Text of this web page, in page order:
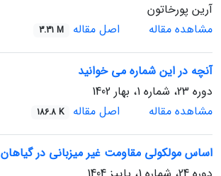
آرین پورخاتون
مشاهده مقاله
اصل مقاله 3.31 M
آنچه در این شماره می خوانید
دوره 23، شماره 1، بهار 1402
مشاهده مقاله
اصل مقاله 186.8 K
اساس مولکولی مقاومت غیر میزبانی در گیاهان